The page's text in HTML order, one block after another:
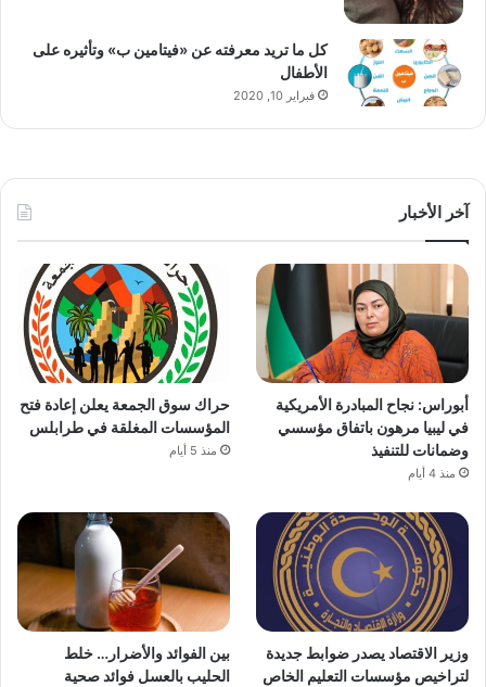
كل ما تريد معرفته عن «فيتامين ب» وتأثيره على
الأطفال
فبراير 10, 2020
آخر الأخبار
أبوراس: نجاح المبادرة الأمريكية
في ليبيا مرهون باتفاق مؤسسي
وضمانات للتنفيذ
منذ 4 أيام
حراك سوق الجمعة يعلن إعادة فتح
المؤسسات المغلقة في طرابلس
منذ 5 أيام
وزير الاقتصاد يصدر ضوابط جديدة
لتراخيص مؤسسات التعليم الخاص
بين الفوائد والأضرار… خلط
الحليب بالعسل فوائد صحية